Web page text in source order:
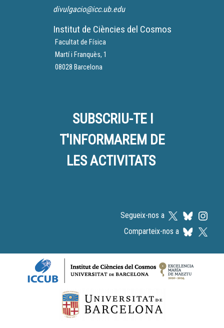
divulgacio@icc.ub.edu
Institut de Ciències del Cosmos
Facultat de Física
Martí i Franquès, 1
08028 Barcelona
SUBSCRIU-TE I
T'INFORMAREM DE
LES ACTIVITATS
Segueix-nos a
Comparteix-nos a
Logos footer